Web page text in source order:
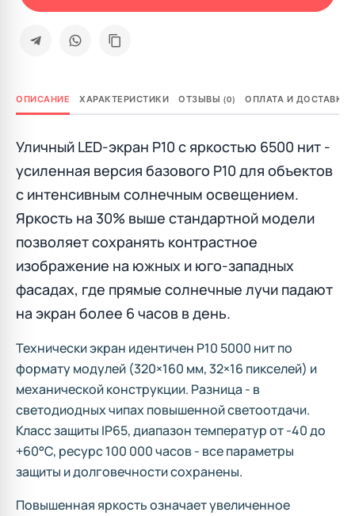
ОПИСАНИЕ ХАРАКТЕРИСТИКИ ОТЗЫВЫ (0) ОПЛАТА И ДОСТАВКА
Уличный LED-экран P10 с яркостью 6500 нит -
усиленная версия базового P10 для объектов
с интенсивным солнечным освещением.
Яркость на 30% выше стандартной модели
позволяет сохранять контрастное
изображение на южных и юго-западных
фасадах, где прямые солнечные лучи падают
на экран более 6 часов в день.
Технически экран идентичен P10 5000 нит по
формату модулей (320×160 мм, 32×16 пикселей) и
механической конструкции. Разница - в
светодиодных чипах повышенной светоотдачи.
Класс защиты IP65, диапазон температур от -40 до
+60°C, ресурс 100 000 часов - все параметры
защиты и долговечности сохранены.
Повышенная яркость означает увеличенное